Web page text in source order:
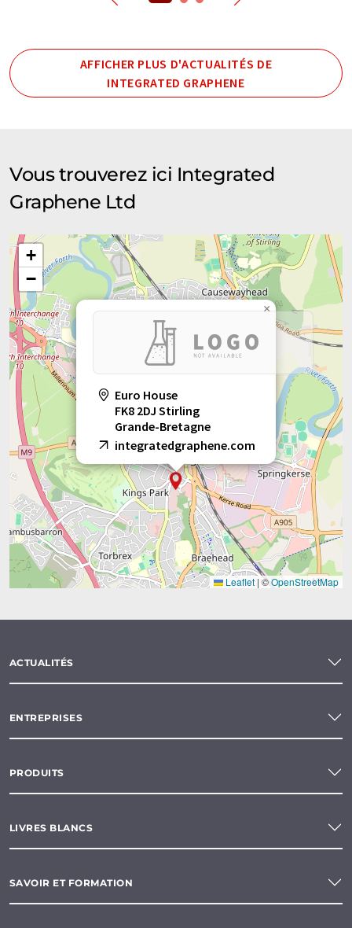
AFFICHER PLUS D'ACTUALITÉS DE
INTEGRATED GRAPHENE
Vous trouverez ici Integrated
Graphene Ltd
Euro House
FK8 2DJ Stirling
Grande-Bretagne
integratedgraphene.com
×
+
−
Leaflet | ©OpenStreetMap
ACTUALITÉS
ENTREPRISES
PRODUITS
LIVRES BLANCS
SAVOIR ET FORMATION